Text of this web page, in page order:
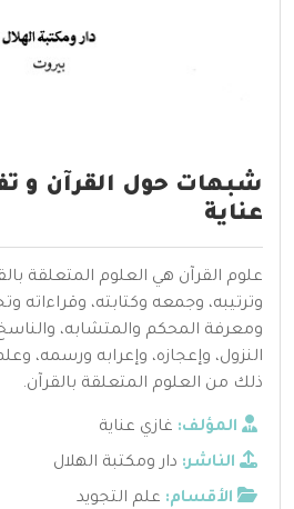
شبهات حول القرآن و
عناية
علوم القرآن هي العلوم المتعلقة
وترتيبه، وجمعه وكتابته، وقراءاته
ومعرفة المحكم والمتشابه،
النزول، وإعجازه، وإعرابه ورسمه،
ذلك من العلوم المتعلقة بالقرآن.
المؤلف: غازي عناية
الناشر: دار ومكتبة الهلال
الأقسام: علم التجويد